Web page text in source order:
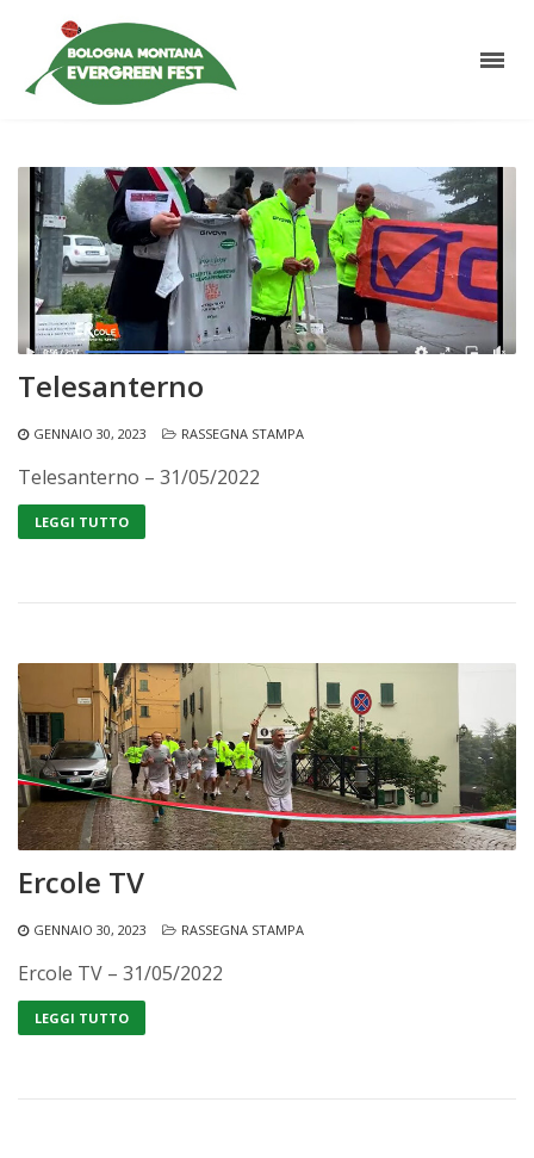
Telesanterno
GENNAIO 30, 2023 RASSEGNA STAMPA
Telesanterno – 31/05/2022
LEGGI TUTTO
Ercole TV
GENNAIO 30, 2023 RASSEGNA STAMPA
Ercole TV – 31/05/2022
LEGGI TUTTO